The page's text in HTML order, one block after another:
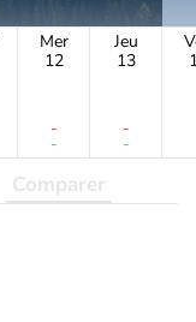
Mer
12
-
-
Jeu
13
-
-
Comparer